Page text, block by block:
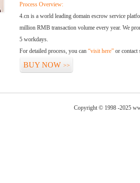
Process Overview:
4.cn is a world leading domain escrow service
million RMB transaction volume every year. We
5 workdays.
For detailed process, you can “visit here” or contact
BUY NOW >>
Copyright © 1998 -2025